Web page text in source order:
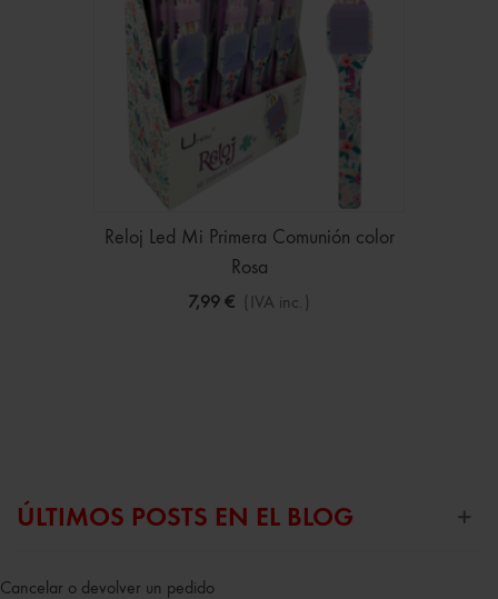
Reloj Led Mi Primera Comunión color
Rosa
7,99 € (IVA inc.)
ÚLTIMOS POSTS EN EL BLOG
Cancelar o devolver un pedido